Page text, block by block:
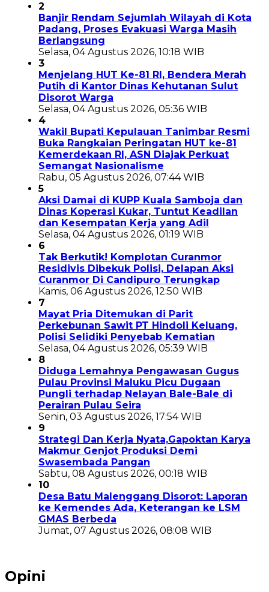
2
Banjir Rendam Sejumlah Wilayah di Kota
Padang, Proses Evakuasi Warga Masih
Berlangsung
Selasa, 04 Agustus 2026, 10:18 WIB
3
Menjelang HUT Ke-81 RI, Bendera Merah
Putih di Kantor Dinas Kehutanan Sulut
Disorot Warga
Selasa, 04 Agustus 2026, 05:36 WIB
4
Wakil Bupati Kepulauan Tanimbar Resmi
Buka Rangkaian Peringatan HUT ke-81
Kemerdekaan RI, ASN Diajak Perkuat
Semangat Nasionalisme
Rabu, 05 Agustus 2026, 07:44 WIB
5
Aksi Damai di KUPP Kuala Samboja dan
Dinas Koperasi Kukar, Tuntut Keadilan
dan Kesempatan Kerja yang Adil
Selasa, 04 Agustus 2026, 01:19 WIB
6
Tak Berkutik! Komplotan Curanmor
Residivis Dibekuk Polisi, Delapan Aksi
Curanmor Di Candipuro Terungkap
Kamis, 06 Agustus 2026, 12:50 WIB
7
Mayat Pria Ditemukan di Parit
Perkebunan Sawit PT Hindoli Keluang,
Polisi Selidiki Penyebab Kematian
Selasa, 04 Agustus 2026, 05:39 WIB
8
Diduga Lemahnya Pengawasan Gugus
Pulau Provinsi Maluku Picu Dugaan
Pungli terhadap Nelayan Bale-Bale di
Perairan Pulau Seira
Senin, 03 Agustus 2026, 17:54 WIB
9
Strategi Dan Kerja Nyata,Gapoktan Karya
Makmur Genjot Produksi Demi
Swasembada Pangan
Sabtu, 08 Agustus 2026, 00:18 WIB
10
Desa Batu Malenggang Disorot: Laporan
ke Kemendes Ada, Keterangan ke LSM
GMAS Berbeda
Jumat, 07 Agustus 2026, 08:08 WIB
Opini